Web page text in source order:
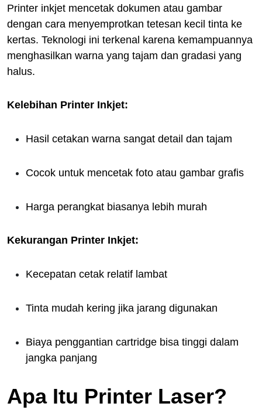
Printer inkjet mencetak dokumen atau gambar
dengan cara menyemprotkan tetesan kecil tinta ke
kertas. Teknologi ini terkenal karena kemampuannya
menghasilkan warna yang tajam dan gradasi yang
halus.
Kelebihan Printer Inkjet:
Hasil cetakan warna sangat detail dan tajam
Cocok untuk mencetak foto atau gambar grafis
Harga perangkat biasanya lebih murah
Kekurangan Printer Inkjet:
Kecepatan cetak relatif lambat
Tinta mudah kering jika jarang digunakan
Biaya penggantian cartridge bisa tinggi dalam
jangka panjang
Apa Itu Printer Laser?